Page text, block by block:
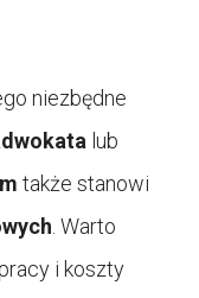
niezbędne
lub
także stanowi
. Warto
i koszty